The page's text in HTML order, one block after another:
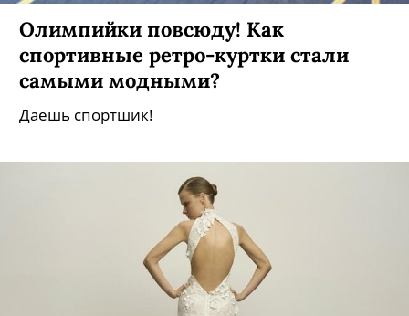
Олимпийки повсюду! Как
спортивные ретро-куртки стали
самыми модными?
Даешь спортшик!